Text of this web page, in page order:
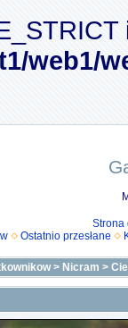
web1/
Strona
Ostatnio przesłane
> Nicram >